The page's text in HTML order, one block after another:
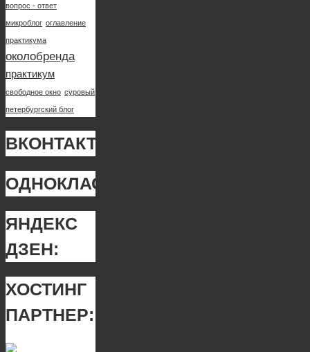
вопрос - ответ
микроблог оглавление
практикума
околобренда
практикум
свободное окно суровый
петербургский блог
ВКОНТАКТЕ:
ОДНОКЛАССНИКИ:
ЯНДЕКС
ДЗЕН:
ХОСТИНГ
ПАРТНЕР: